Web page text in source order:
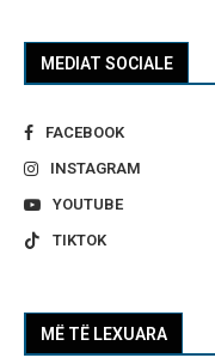
MEDIAT SOCIALE
FACEBOOK
INSTAGRAM
YOUTUBE
TIKTOK
MË TË LEXUARA